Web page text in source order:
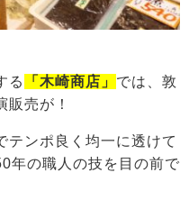
る 「木崎商店」 では、敦
販売が！
テンポ良く均一に透けて
年の職人の技を目の前で